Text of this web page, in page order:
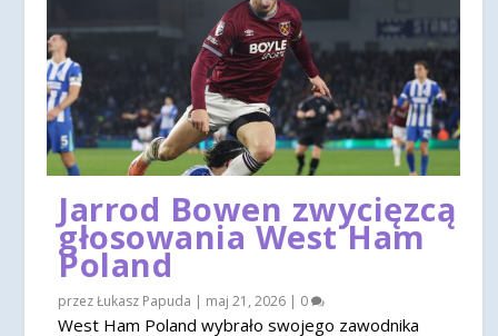
Jarrod Bowen zwycięzcą
głosowania West Ham
Poland
przezŁukasz Papuda | maj 21, 2026 | 0
West Ham Poland wybrało swojego zawodnika